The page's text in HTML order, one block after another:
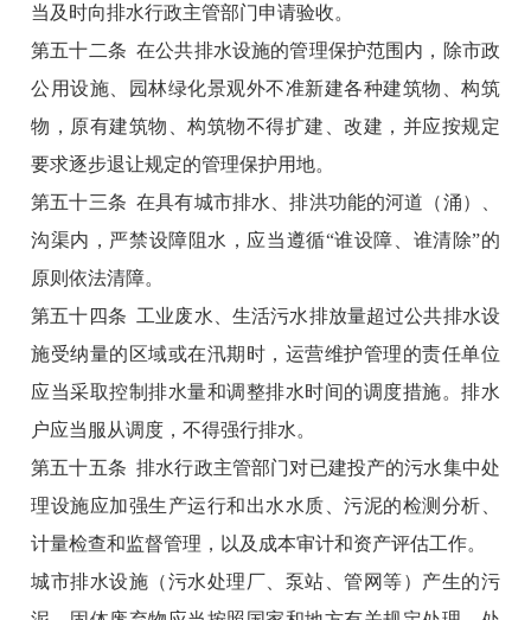
当及时向排水行政主管部门申请验收。
第五十二条 在公共排水设施的管理保护范围内，除市政
公用设施、园林绿化景观外不准新建各种建筑物、构筑
物，原有建筑物、构筑物不得扩建、改建，并应按规定
要求逐步退让规定的管理保护用地。
第五十三条 在具有城市排水、排洪功能的河道（涌）、
沟渠内，严禁设障阻水，应当遵循“谁设障、谁清除”的
原则依法清障。
第五十四条 工业废水、生活污水排放量超过公共排水设
施受纳量的区域或在汛期时，运营维护管理的责任单位
应当采取控制排水量和调整排水时间的调度措施。排水
户应当服从调度，不得强行排水。
第五十五条 排水行政主管部门对已建投产的污水集中处
理设施应加强生产运行和出水水质、污泥的检测分析、
计量检查和监督管理，以及成本审计和资产评估工作。
城市排水设施（污水处理厂、泵站、管网等）产生的污